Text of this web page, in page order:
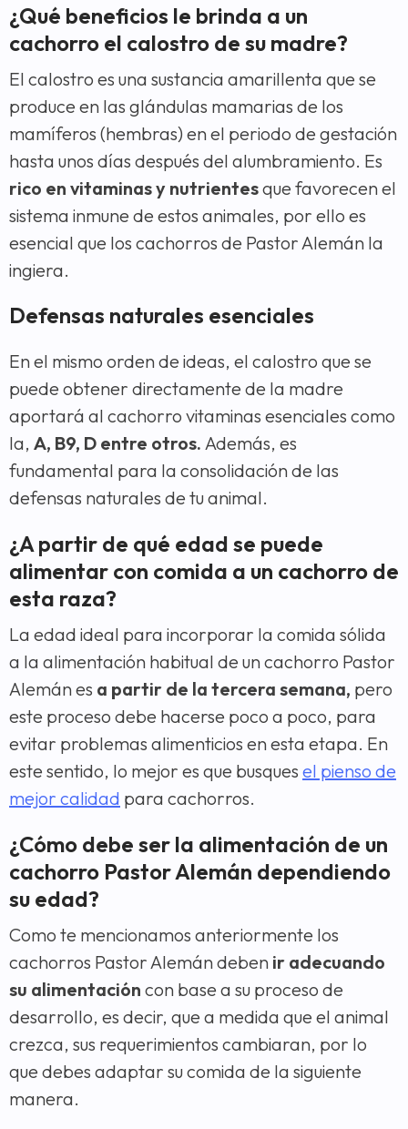
¿Qué beneficios le brinda a un
cachorro el calostro de su madre?
El calostro es una sustancia amarillenta que se
produce en las glándulas mamarias de los
mamíferos (hembras) en el periodo de gestación
hasta unos días después del alumbramiento. Es
rico en vitaminas y nutrientesque favorecen el
sistema inmune de estos animales, por ello es
esencial que los cachorros de Pastor Alemán la
ingiera.
Defensas naturales esenciales
En el mismo orden de ideas, el calostro que se
puede obtener directamente de la madre
aportará al cachorro vitaminas esenciales como
la, A, B9, D entre otros. Además, es
fundamental para la consolidación de las
defensas naturales de tu animal.
¿A partir de qué edad se puede
alimentar con comida a un cachorro de
esta raza?
La edad ideal para incorporar la comida sólida
a la alimentación habitual de un cachorro Pastor
Alemán es a partir de la tercera semana, pero
este proceso debe hacerse poco a poco, para
evitar problemas alimenticios en esta etapa. En
este sentido, lo mejor es que busques el pienso de
mejor calidad para cachorros.
¿Cómo debe ser la alimentación de un
cachorro Pastor Alemán dependiendo
su edad?
Como te mencionamos anteriormente los
cachorros Pastor Alemán deben ir adecuando
su alimentación con base a su proceso de
desarrollo, es decir, que a medida que el animal
crezca, sus requerimientos cambiaran, por lo
que debes adaptar su comida de la siguiente
manera.